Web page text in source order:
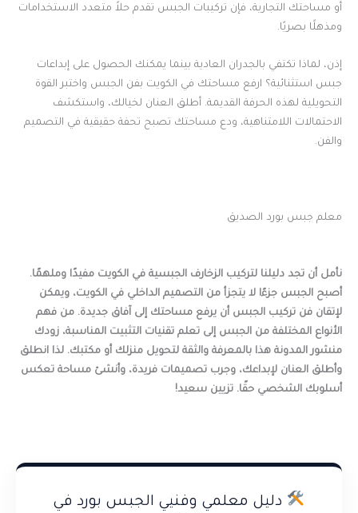
أو مساحتك التجارية، فإن تركيبات الجبس تقدم حلاً متعدد الاستخدامات
ومذهلًا بصريًا.
إذن، لماذا تكتفي بالجدران العادية بينما يمكنك الحصول على إبداعات
جبس استثنائية؟ ارفع مساحتك في الكويت بفن الجبس واختبر القوة
التحويلية لهذه الحرفة القديمة. أطلق العنان لخيالك، واستكشف
الاحتمالات اللامتناهية، ودع مساحتك تصبح تحفة حقيقية في التصميم
والفن.
معلم جبس بورد الصديق
نأمل أن تجد دليلنا لتركيب الزخارف الجبسية في الكويت مفيدًا وملهمًا.
أصبح الجبس جزءًا لا يتجزأ من التصميم الداخلي في الكويت، ويمكن
لإتقان فن تركيب الجبس أن يرفع مساحتك إلى آفاق جديدة. من فهم
الأنواع المختلفة من الجبس إلى تعلم تقنيات التثبيت المناسبة، زودك
منشور المدونة هذا بالمعرفة والثقة لتحويل منزلك أو مكتبك. لذا انطلق
وأطلق العنان لإبداعك، وجرب تصميمات فريدة، وأنشئ مساحة تعكس
أسلوبك الشخصي حقًا. تزيين سعيد!
دليل معلمي وفنيي الجبس بورد في